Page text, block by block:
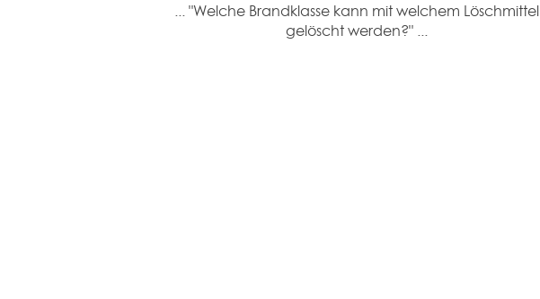
... "Welche Brandklasse kann mit welchem Löschmittel
gelöscht werden?" ...